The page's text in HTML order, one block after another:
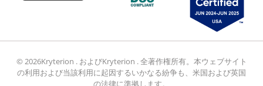
© 2026Kryterion . およびKryterion . 全著作権所有。本ウェブサイト
の利用および当該利用に起因するいかなる紛争も、米国および英国
の法律に準拠します。